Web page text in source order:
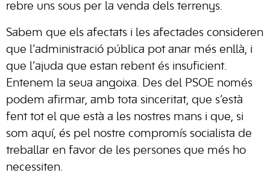
rebre uns sous per la venda dels terrenys.
Sabem que els afectats i les afectades consideren
que l’administració pública pot anar més enllà, i
que l’ajuda que estan rebent és insuficient.
Entenem la seua angoixa. Des del PSOE només
podem afirmar, amb tota sinceritat, que s’està
fent tot el que està a les nostres mans i que, si
som aquí, és pel nostre compromís socialista de
treballar en favor de les persones que més ho
necessiten.